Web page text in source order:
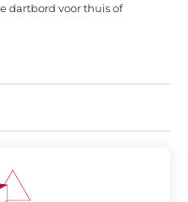
dartbord voor thuis of